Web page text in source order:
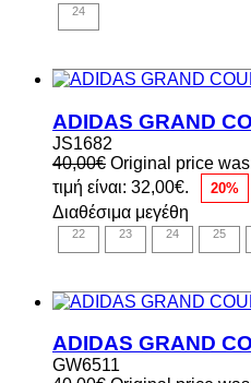
24
JS1682
40,00€ Original price
τιμή είναι: 32,00€.
20%
Διαθέσιμα μεγέθη
22 23 24 25
ADIDAS GRAND
GW6511